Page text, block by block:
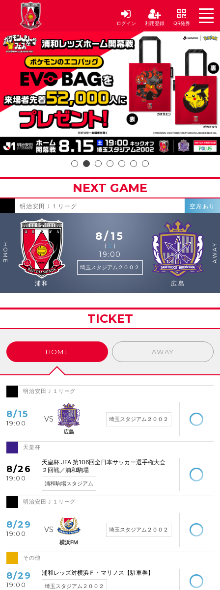
ログイン 利用登録 QR発券
NEXT GAME
明治安田Ｊ１リーグ 空席あり
HOME
浦和
8/15
（ 土 ）
19:00
埼玉スタジアム２００２
広島
AWAY
TICKET
HOME AWAY
明治安田Ｊ１リーグ
8/15
19:00
広島
埼玉スタジアム２００２
天皇杯
8/26
19:00
天皇杯 JFA 第106回全日本サッカー選手権大会
２回戦／浦和駒場
浦和駒場スタジアム
明治安田Ｊ１リーグ
8/29
19:00
横浜FM
埼玉スタジアム２００２
その他
8/29
19:00
浦和レッズ対横浜Ｆ・マリノス【駐車券】
埼玉スタジアム２００２